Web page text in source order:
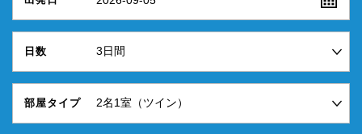
日数
部屋タイプ